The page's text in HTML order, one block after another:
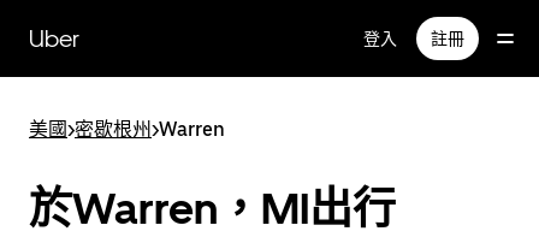
Uber 登入 註冊
美國>密歇根州>Warren
於Warren，MI出行